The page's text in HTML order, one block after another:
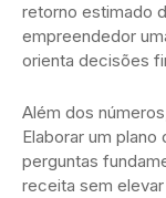
retorno estimado
empreendedor
orienta decisões
Além dos
Elaborar um
perguntas
receita sem